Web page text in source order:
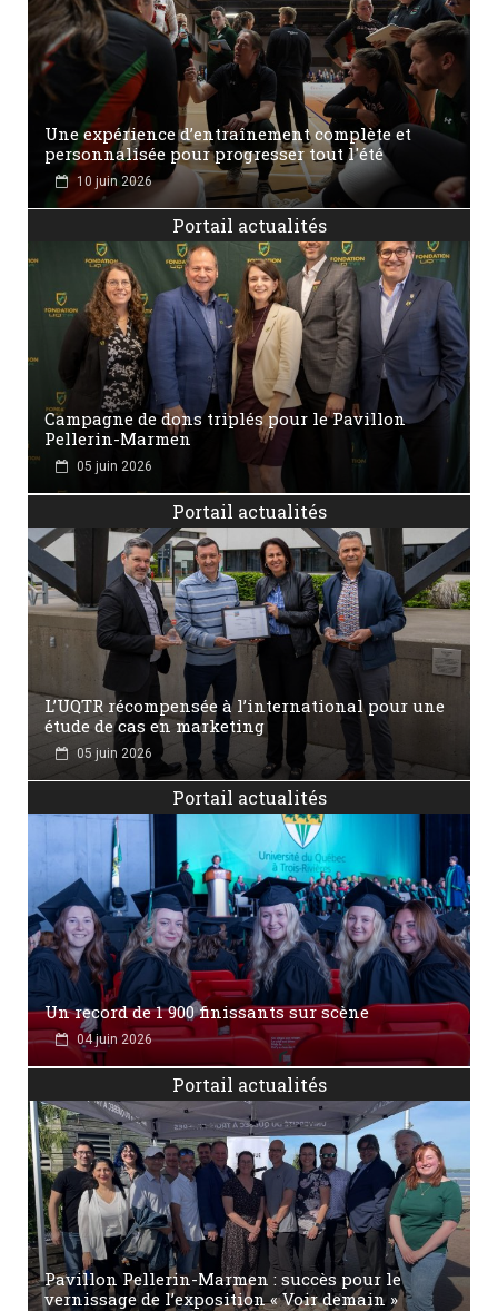
Une expérience d’entraînement complète et
personnalisée pour progresser tout l'été
10 juin 2026
Portail actualités
Campagne de dons triplés pour le Pavillon
Pellerin-Marmen
05 juin 2026
Portail actualités
L’UQTR récompensée à l’international pour une
étude de cas en marketing
05 juin 2026
Portail actualités
Un record de 1 900 finissants sur scène
04 juin 2026
Portail actualités
Pavillon Pellerin-Marmen : succès pour le
vernissage de l’exposition « Voir demain »